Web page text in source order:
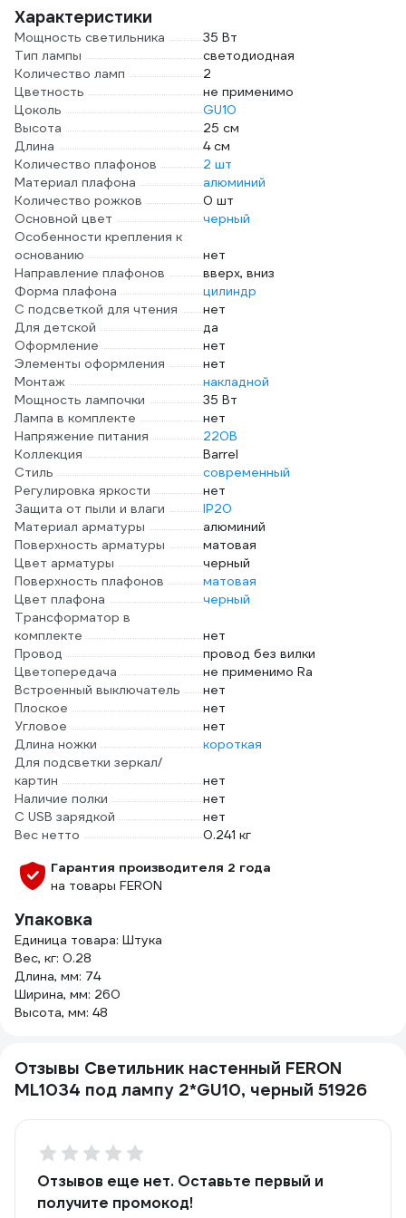
L
Характеристики
Мощность светильника
35 Вт
Тип лампы
светодиодная
Количество ламп
2
Цветность
не применимо
Цоколь
GU10
Высота
25 см
Длина
4 см
Количество плафонов
2 шт
Материал плафона
алюминий
Количество рожков
0 шт
Основной цвет
черный
Особенности крепления к
основанию
нет
Направление плафонов
вверх, вниз
Форма плафона
цилиндр
С подсветкой для чтения
нет
Для детской
да
Оформление
нет
Элементы оформления
нет
Монтаж
накладной
Мощность лампочки
35 Вт
Лампа в комплекте
нет
Напряжение питания
220В
Коллекция
Barrel
Стиль
современный
Регулировка яркости
нет
Защита от пыли и влаги
IP20
Материал арматуры
алюминий
Поверхность арматуры
матовая
Цвет арматуры
черный
Поверхность плафонов
матовая
Цвет плафона
черный
Трансформатор в
комплекте
нет
Провод
провод без вилки
Цветопередача
не применимо Ra
Встроенный выключатель
нет
Плоское
нет
Угловое
нет
Длина ножки
короткая
Для подсветки зеркал/
картин
нет
Наличие полки
нет
С USB зарядкой
нет
Вес нетто
0.241 кг
Гарантия производителя 2 года
на товары FERON
Упаковка
Единица товара: Штука
Вес, кг: 0.28
Длина, мм: 74
Ширина, мм: 260
Высота, мм: 48
Отзывы Светильник настенный FERON
ML1034 под лампу 2*GU10, черный 51926
Отзывов еще нет. Оставьте первый и
получите промокод!